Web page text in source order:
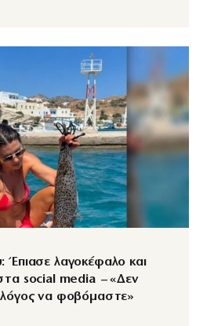
Έπιασε λαγοκέφαλο και
social media – «Δεν
λόγος να φοβόμαστε»